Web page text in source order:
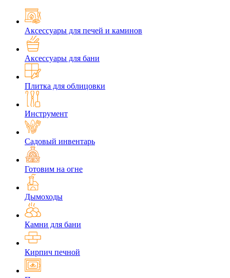
Аксессуары для печей и каминов
Аксессуары для бани
Плитка для облицовки
Инструмент
Садовый инвентарь
Готовим на огне
Дымоходы
Камни для бани
Кирпич печной